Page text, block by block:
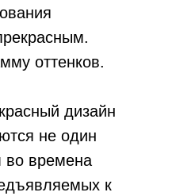
оттенков.
дизайн
не один
во времена
к